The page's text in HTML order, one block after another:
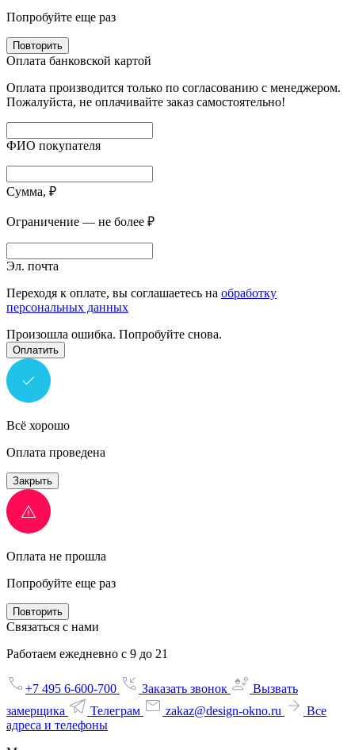
Попробуйте еще раз
Повторить
Оплата банковской картой
Оплата производится только по согласованию с менеджером.
Пожалуйста, не оплачивайте заказ самостоятельно!
ФИО покупателя
Сумма, ₽
Ограничение — не более ₽
Эл. почта
Переходя к оплате, вы соглашаетесь на обработку
персональных данных
Произошла ошибка. Попробуйте снова.
Оплатить
Всё хорошо
Оплата проведена
Закрыть
Оплата не прошла
Попробуйте еще раз
Повторить
Связаться с нами
Работаем ежедневно с 9 до 21
+7 495 6-600-700 Заказать звонок
Вызвать
замерщика
Телеграм zakaz@design-okno.ru
Все
адреса и телефоны